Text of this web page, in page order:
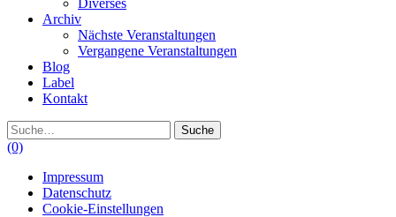
Diverses
Archiv
Nächste Veranstaltungen
Vergangene Veranstaltungen
Blog
Label
Kontakt
Suche
(0)
Impressum
Datenschutz
Cookie-Einstellungen